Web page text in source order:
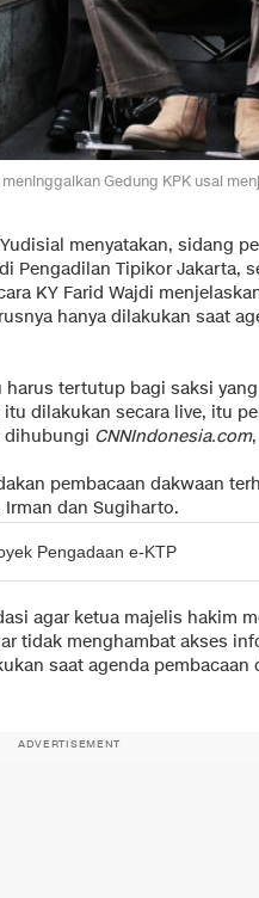
Gedung KPK usai
menyatakan, sidang
Pengadilan Tipikor Jakarta,
KY Farid Wajdi
hanya dilakukan saat
tertutup bagi saksi
dilakukan secara live, itu
dihubungi CNNIndonesia.com
pembacaan dakwaan
Irman dan Sugiharto.
Pengadaan e-KTP
agar ketua majelis hakim
tidak menghambat akses
saat agenda pembacaan
ADVERTISEMENT